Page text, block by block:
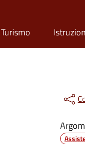
Turismo